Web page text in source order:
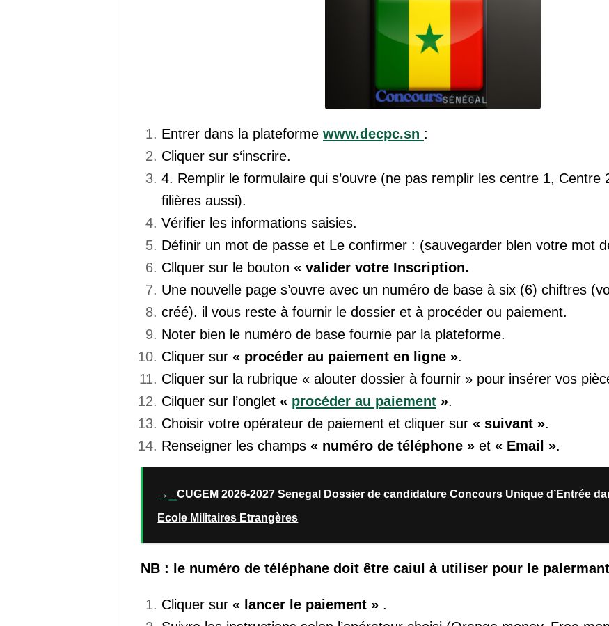
Entrer dans la plateforme www.decpc.sn :
Cliquer sur s‘inscrire.
4. Remplir le formulaire qui s’ouvre (ne pas remplir les centre 1, Centre
filières aussi).
Vérifier les informations saisies.
Définir un mot de passe et Le confirmer : (sauvegarder blen votre mot
Cllquer sur le bouton « valider votre Inscription.
Une nouvelle page s’ouvre avec un numéro de base à six (6) chiftres
créé). il vous reste à fournir le dossier et à procéder ou paiement.
Noter bien le numéro de base fournie par la plateforme.
Cliquer sur « procéder au paiement en ligne ».
Cliquer sur la rubrique « alouter dossier à fournir » pour insérer vos
Cilquer sur l’onglet « procéder au paiement ».
Choisir votre opérateur de paiement et cliquer sur « suivant ».
Renseigner les champs « numéro de téléphone » et « Email ».
→
CUGEM 2026-2027 Senegal Dossier de candidature Concours Unique d’Entrée
Ecole Militaires Etrangères
NB : le numéro de téléphane doit être caiul à utiliser pour le
Cliquer sur « lancer le paiement » .